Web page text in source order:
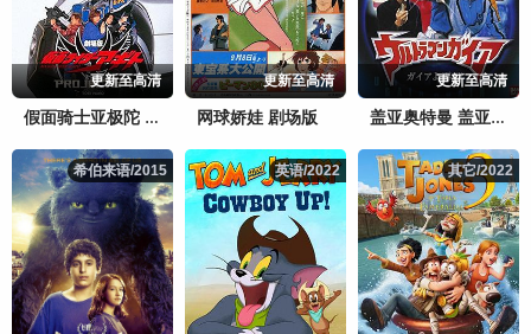
更新至高清
假面骑士亚极陀 剧场版 G4计划
更新至高清
网球娇娃 剧场版
更新至高清
盖亚奥特曼 盖亚再现
希伯来语/2015
希伯来语/2015 英语/2022
英语/2022 其它/2022
其它/2022